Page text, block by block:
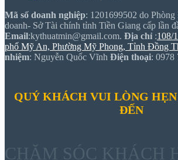
Mã số doanh nghiệp: 1201699502 do
doanh- Sở Tài chính tỉnh Tiền Giang cấp lần
Email:kythuatmin@gmail.com. Địa chỉ :108/
phố Mỹ An, Phường Mỹ Phong, Tỉnh Đồng
nhiệm: Nguyễn Quốc Vĩnh Điện thoại: 0978
QUÝ KHÁCH VUI LÒNG
ĐẾN
CHĂM SÓC KHÁCH